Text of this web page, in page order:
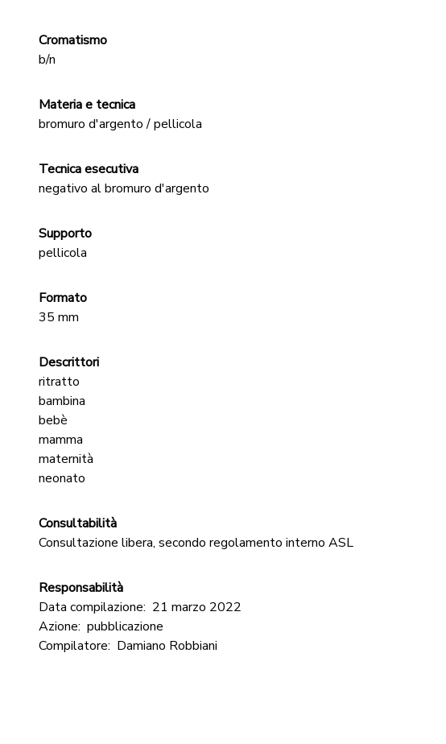
Cromatismo
b/n
Materia e tecnica
bromuro d'argento / pellicola
Tecnica esecutiva
negativo al bromuro d'argento
Supporto
pellicola
Formato
35 mm
Descrittori
ritratto
bambina
bebè
mamma
maternità
neonato
Consultabilità
Consultazione libera, secondo regolamento interno ASL
Responsabilità
Data compilazione: 21 marzo 2022
Azione: pubblicazione
Compilatore: Damiano Robbiani